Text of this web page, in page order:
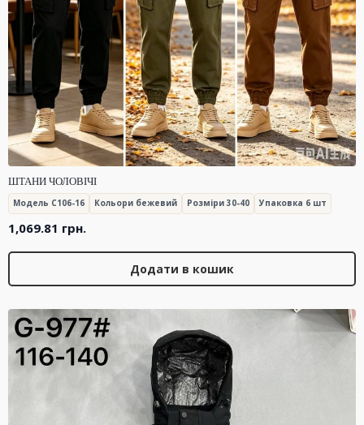
ШТАНИ ЧОЛОВІЧІ
Модель C106-16 Кольори бежевий Розміри 30-40 Упаковка 6 шт
1,069.81 грн.
Додати в кошик